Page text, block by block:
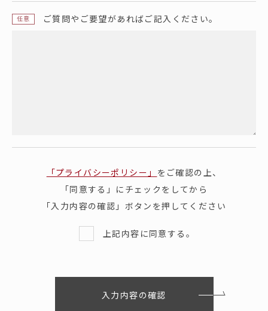
任意 ご質問やご要望があればご記入ください。
「プライバシーポリシー」 をご確認の上、
「同意する」にチェックをしてから
「入力内容の確認」ボタンを押してください
上記内容に同意する。
入力内容の確認